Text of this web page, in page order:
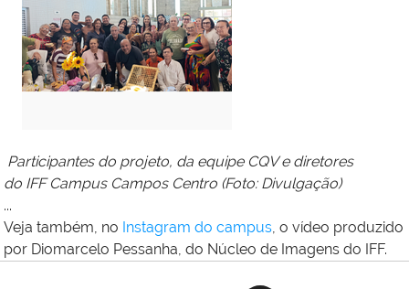
Participantes do projeto, da equipe CQV e diretores
do IFF Campus Campos Centro (Foto: Divulgação)
...
Veja também, no Instagram do campus, o vídeo produzido
por Diomarcelo Pessanha, do Núcleo de Imagens do IFF.